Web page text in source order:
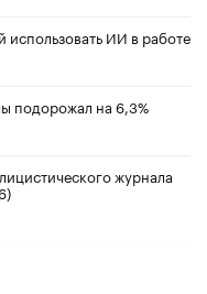
использовать ИИ в работе
подорожал на 6,3%
журнала